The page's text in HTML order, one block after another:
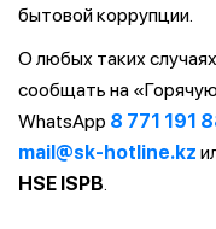
бытовой коррупции.
О любых таких
сообщать на
WhatsApp 8 771 191
mail@sk-hotline.kz
HSE ISPB.